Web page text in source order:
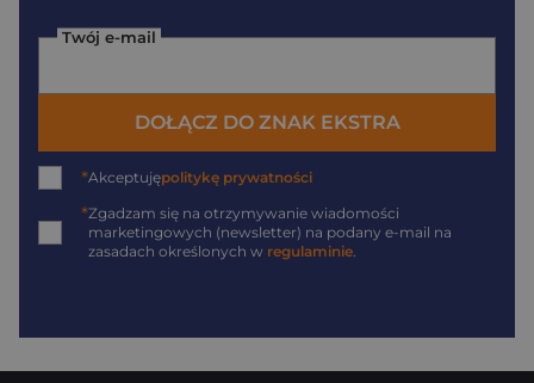
Twój e-mail
DOŁĄCZ DO ZNAK EKSTRA
*Akceptujępolitykę prywatności
*Zgadzam się na otrzymywanie wiadomości
marketingowych (newsletter) na podany e-mail na
zasadach określonych w regulaminie